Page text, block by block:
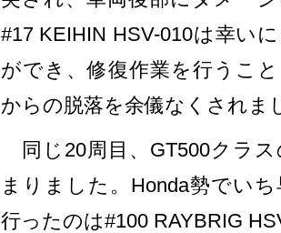
#17 KEIHIN HSV-010は幸い
ができ、修復作業を行うこ
からの脱落を余儀なくされま
同じ20周目、GT500クラ
まりました。Honda勢でい
行ったのは#100 RAYBRIG